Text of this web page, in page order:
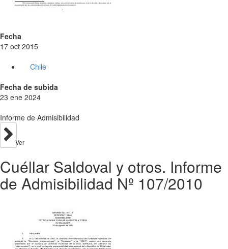
Fecha
17 oct 2015
Chile
Fecha de subida
23 ene 2024
Informe de Admisibilidad
Ver
Cuéllar Saldoval y otros. Informe
de Admisibilidad Nº 107/2010